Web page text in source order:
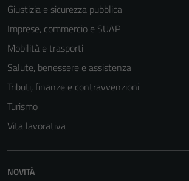
Giustizia e sicurezza pubblica
Imprese, commercio e SUAP
Mobilità e trasporti
Salute, benessere e assistenza
Tributi, finanze e contravvenzioni
Turismo
Vita lavorativa
NOVITÀ